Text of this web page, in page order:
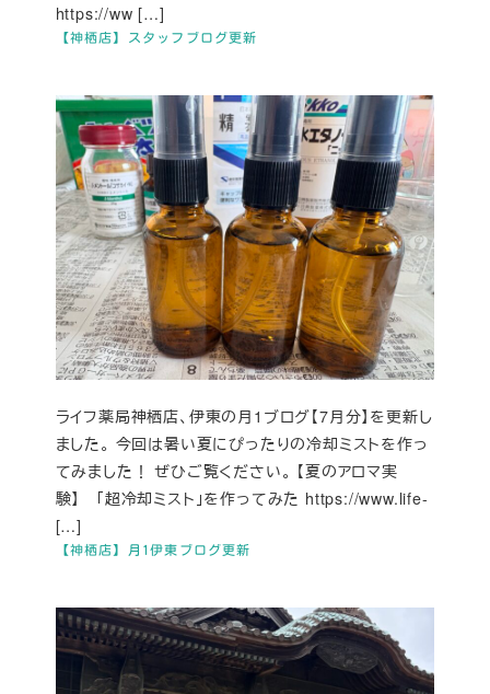
【神栖店】スタッフブログ更新
https://ww […]
【神栖店】月1伊東ブログ更新
ライフ薬局神栖店、伊東の月1ブログ【7月分】を更新し
ました。 今回は暑い夏にぴったりの冷却ミストを作っ
てみました！ ぜひご覧ください。 【夏のアロマ実
験】 「超冷却ミスト」を作ってみた https://www.life-
[…]